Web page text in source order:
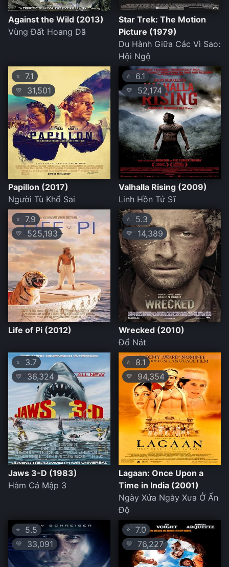
Against the Wild (2013)
Vùng Đất Hoang Dã
Star Trek: The Motion
Picture (1979)
Du Hành Giữa Các Vì Sao:
Hội Ngộ
⭐ 7.1
💛 31,501
Papillon (2017)
Người Tù Khổ Sai
⭐ 6.1
💛 52,174
Valhalla Rising (2009)
Linh Hồn Tử Sĩ
⭐ 7.9
💛 525,193
Life of Pi (2012)
⭐ 5.3
💛 14,389
Wrecked (2010)
Đổ Nát
⭐ 3.7
💛 36,324
Jaws 3-D (1983)
Hàm Cá Mập 3
⭐ 8.1
💛 94,354
Lagaan: Once Upon a
Time in India (2001)
Ngày Xửa Ngày Xưa Ở Ấn
Độ
⭐ 5.5
💛 33,091
⭐7.0
💛 76,227